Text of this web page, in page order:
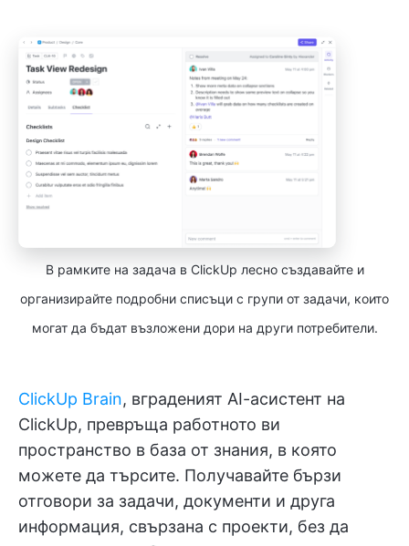
В рамките на задача в ClickUp лесно създавайте и
организирайте подробни списъци с групи от задачи, които
могат да бъдат възложени дори на други потребители.
ClickUp Brain, вграденият AI-асистент на
ClickUp, превръща работното ви
пространство в база от знания, в която
можете да търсите. Получавайте бързи
отговори за задачи, документи и друга
информация, свързана с проекти, без да